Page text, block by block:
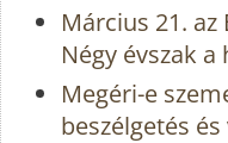
Március 21.
Négy évszak
Megéri-e
beszélgetés